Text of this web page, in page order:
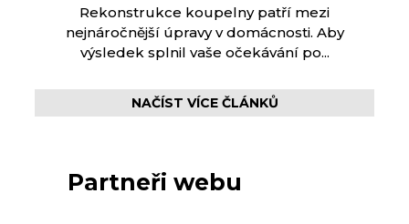
Rekonstrukce koupelny patří mezi
nejnáročnější úpravy v domácnosti. Aby
výsledek splnil vaše očekávání po...
NAČÍST VÍCE ČLÁNKŮ
Partneři webu